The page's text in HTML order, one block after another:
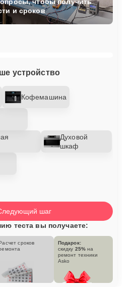
устройство
Кофемашина
Духовой
шкаф
и сроков
шаг
теста вы получаете:
сроков
Подарок:
скидку 25% на
ремонт техники
Asko